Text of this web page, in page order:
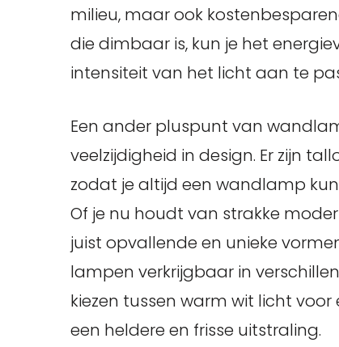
milieu, maar ook
die dimbaar is, kun je het
intensiteit van het licht aan te
Een ander pluspunt van
veelzijdigheid in design. Er zijn
zodat je altijd een wandlamp
Of je nu houdt van strakke
juist opvallende en unieke
lampen verkrijgbaar in
kiezen tussen warm wit licht
een heldere en frisse uitstraling.